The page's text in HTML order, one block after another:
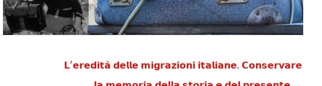
𝗟'𝗲𝗿𝗲𝗱𝗶𝘁𝗮̀ 𝗱𝗲𝗹𝗹𝗲 𝗺𝗶𝗴𝗿𝗮𝘇𝗶𝗼𝗻𝗶 𝗶𝘁𝗮𝗹𝗶𝗮𝗻𝗲. 𝗖𝗼𝗻𝘀𝗲𝗿𝘃𝗮𝗿𝗲